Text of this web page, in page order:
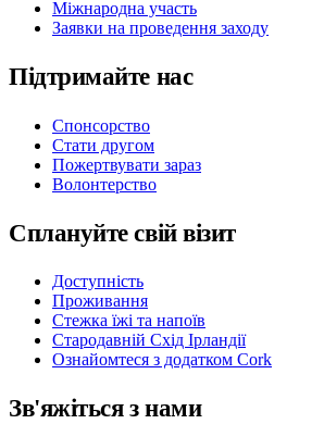
Міжнародна участь
Заявки на проведення заходу
Підтримайте нас
Спонсорство
Стати другом
Пожертвувати зараз
Волонтерство
Сплануйте свій візит
Доступність
Проживання
Стежка їжі та напоїв
Стародавній Схід Ірландії
Ознайомтеся з додатком Cork
Зв'яжіться з нами